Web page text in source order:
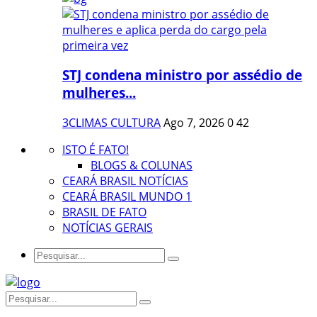
STJ condena ministro por assédio de
mulheres...
3CLIMAS CULTURAAgo 7, 2026042
ISTO É FATO!
BLOGS & COLUNAS
CEARÁ BRASIL NOTÍCIAS
CEARÁ BRASIL MUNDO 1
BRASIL DE FATO
NOTÍCIAS GERAIS